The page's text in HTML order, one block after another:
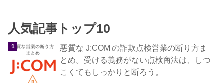
人気記事トップ10
悪質な J:COM の詐欺点検営業の断り方ま
とめ。受ける義務がない点検商法は、しつ
こくてもしっかりと断ろう。